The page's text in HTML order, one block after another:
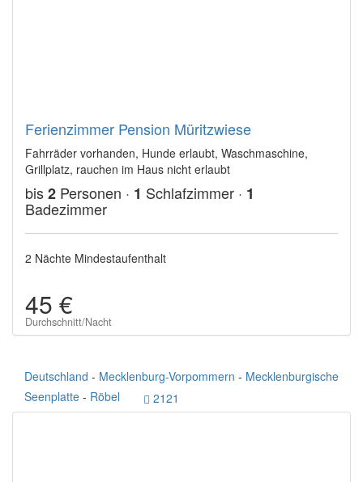
Ferienzimmer Pension Müritzwiese
Fahrräder vorhanden, Hunde erlaubt, Waschmaschine,
Grillplatz, rauchen im Haus nicht erlaubt
bis2 Personen · 1 Schlafzimmer · 1
Badezimmer
2 Nächte Mindestaufenthalt
45 €
Durchschnitt/Nacht
Deutschland - Mecklenburg-Vorpommern - Mecklenburgische
Seenplatte - Röbel 2121